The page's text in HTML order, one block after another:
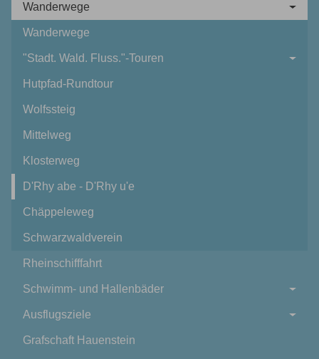
Wanderwege
Wanderwege
"Stadt. Wald. Fluss."-Touren
Hutpfad-Rundtour
Wolfssteig
Mittelweg
Klosterweg
D'Rhy abe - D'Rhy u'e
Chäppeleweg
Schwarzwaldverein
Rheinschifffahrt
Schwimm- und Hallenbäder
Ausflugsziele
Grafschaft Hauenstein